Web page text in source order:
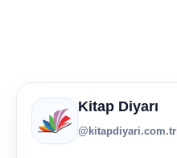
Kitap Diyarı
@kitapdiyari.com.tr